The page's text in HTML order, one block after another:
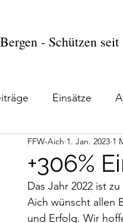
- Schützen seit
Einsätze
+306%
FFW-Aich 1. Jan. 2023 1
Das Jahr 2022 ist
Aich wünscht allen
und Erfolg. Wir